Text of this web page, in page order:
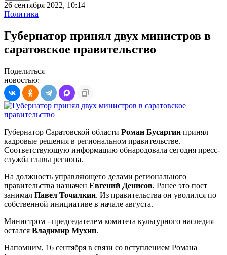
26 сентября 2022, 10:14
Политика
Губернатор принял двух министров в
саратовское правительство
Поделиться
новостью:
Губернатор Саратовской области Роман Бусаргин принял
кадровые решения в региональном правительстве.
Соответствующую информацию обнародовала сегодня пресс-
служба главы региона.
На должность управляющего делами регионального
правительства назначен Евгений Денисов. Ранее это пост
занимал Павел Точилкин. Из правительства он уволился по
собственной инициативе в начале августа.
Министром - председателем комитета культурного наследия
остался Владимир Мухин.
Напомним, 16 сентября в связи со вступлением Романа